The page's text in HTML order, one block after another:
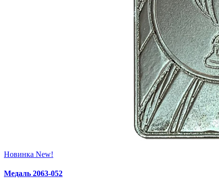
Новинка New!
Медаль 2063‑052